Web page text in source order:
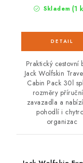
Skladem (1
Praktický cestovní
Jack Wolfskin
Cabin Pack 30l
rozměry
zavazadla a
pohodlí i
organizac